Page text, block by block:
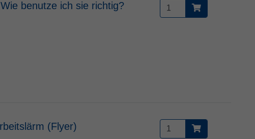
benutze ich sie richtig?
(Flyer)